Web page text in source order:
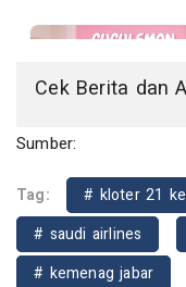
Cek Berita dan
Sumber:
Tag: # kloter 21
# saudi airlines
# kemenag jabar